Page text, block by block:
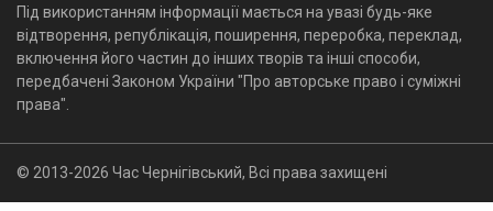
Під використанням інформації мається на увазі будь-яке
відтворення, републікація, поширення, переробка, переклад,
включення його частин до інших творів та інші способи,
передбачені Законом України "Про авторське право і суміжні
права".
© 2013-2026 Час Чернігівський, Всі права захищені